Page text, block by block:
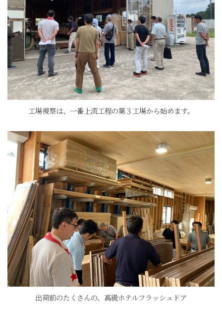
工場視察は、一番上流工程の第３工場から始めます。
出荷前のたくさんの、高級ホテルフラッシュドア